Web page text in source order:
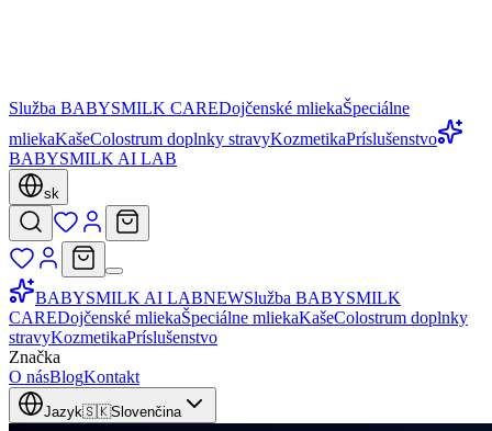
Služba BABYSMILK CAREDojčenské mliekaŠpeciálne
mliekaKašeColostrum doplnky stravyKozmetikaPríslušenstvo
BABYSMILK AI LAB
sk
BABYSMILK AI LABNEWSlužba BABYSMILK
CAREDojčenské mliekaŠpeciálne mliekaKašeColostrum doplnky
stravyKozmetikaPríslušenstvo
Značka
O násBlogKontakt
Jazyk🇸🇰Slovenčina